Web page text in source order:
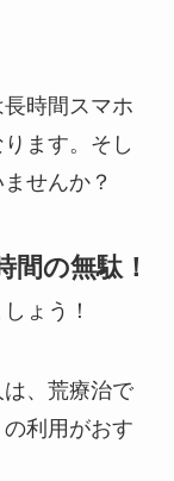
時間スマホ
ます。そし
せんか？
の無駄！
ょう！
、荒療治で
の利用がおす